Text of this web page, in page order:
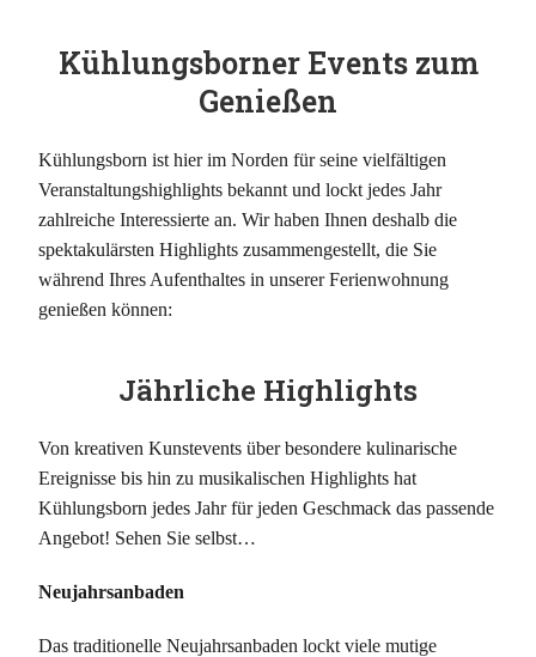
Kühlungsborner Events zum
Genießen
Kühlungsborn ist hier im Norden für seine vielfältigen
Veranstaltungshighlights bekannt und lockt jedes Jahr
zahlreiche Interessierte an. Wir haben Ihnen deshalb die
spektakulärsten Highlights zusammengestellt, die Sie
während Ihres Aufenthaltes in unserer Ferienwohnung
genießen können:
Jährliche Highlights
Von kreativen Kunstevents über besondere kulinarische
Ereignisse bis hin zu musikalischen Highlights hat
Kühlungsborn jedes Jahr für jeden Geschmack das passende
Angebot! Sehen Sie selbst…
Neujahrsanbaden
Das traditionelle Neujahrsanbaden lockt viele mutige